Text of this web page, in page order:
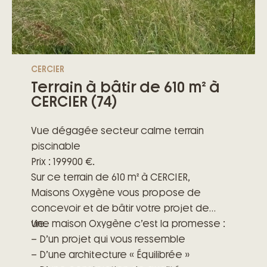
CERCIER
Terrain à bâtir de 610 m² à
CERCIER (74)
Vue dégagée secteur calme terrain
piscinable
Prix : 199900 €.
Sur ce terrain de 610 m² à CERCIER,
Maisons Oxygène vous propose de
concevoir et de bâtir votre projet de
vie.
Une maison Oxygène c’est la promesse :
– D’un projet qui vous ressemble
– D’une architecture « Équilibrée »